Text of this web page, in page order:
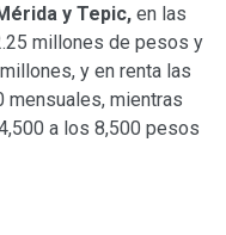
y Tepic, en las
millones de pesos y
y en renta las
mensuales, mientras
a los 8,500 pesos